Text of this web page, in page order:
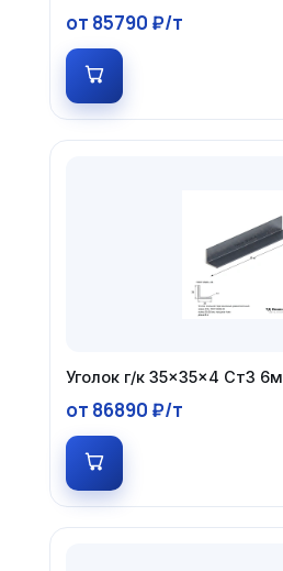
от 85790 ₽/т
Уголок г/к 35×35×4 Ст3 6м
от 86890 ₽/т